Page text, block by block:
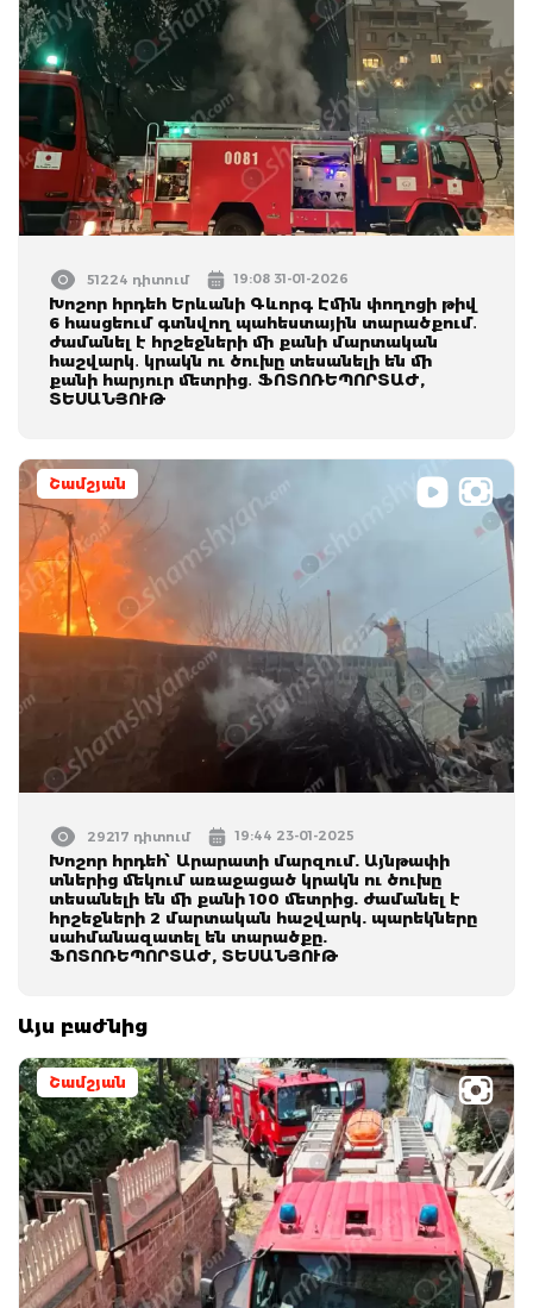
51224 դիտում 19:08 31-01-2026
Խոշոր հրդեհ Երևանի Գևորգ Էմին փողոցի թիվ
6 հասցեում գտնվող պահեստային տարածքում․
ժամանել է հրշեջների մի քանի մարտական
հաշվարկ․ կրակն ու ծուխը տեսանելի են մի
քանի հարյուր մետրից․ ՖՈՏՈՌԵՊՈՐՏԱԺ,
ՏԵՍԱՆՅՈՒԹ
Շամշյան
29217 դիտում 19:44 23-01-2025
Խոշոր հրդեհ՝ Արարատի մարզում. Այնթափի
տներից մեկում առաջացած կրակն ու ծուխը
տեսանելի են մի քանի 100 մետրից. ժամանել է
հրշեջների 2 մարտական հաշվարկ. պարեկները
սահմանազատել են տարածքը.
ՖՈՏՈՌԵՊՈՐՏԱԺ, ՏԵՍԱՆՅՈՒԹ
Այս բաժնից
Շամշյան